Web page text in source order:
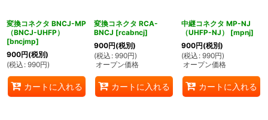
変換コネクタ BNCJ-MP
（BNCJ-UHFP）
[bncjmp]
900円(税別)
(税込 : 990円)
カートに入れる
変換コネクタ RCA-
BNCJ [rcabncj]
900円(税別)
(税込 : 990円)
オープン価格
カートに入れる
中継コネクタ MP-NJ
（UHFP-NJ）
[mpnj]
900円(税別)
(税込 : 990円)
オープン価格
カートに入れる